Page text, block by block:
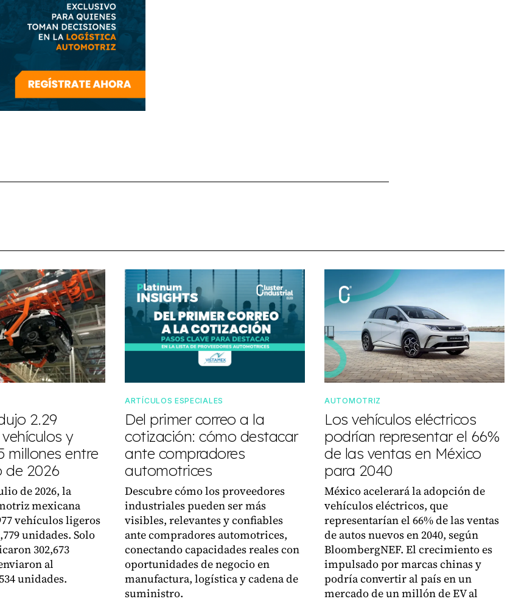
2.29
y
millones entre
de 2026
de 2026, la
mexicana
vehículos ligeros
unidades. Solo
302,673
al
unidades.
ARTÍCULOS ESPECIALES
Del primer correo a la
cotización: cómo destacar
ante compradores
automotrices
Descubre cómo los proveedores
industriales pueden ser más
visibles, relevantes y confiables
ante compradores automotrices,
conectando capacidades reales con
oportunidades de negocio en
manufactura, logística y cadena de
suministro.
AUTOMOTRIZ
Los vehículos eléctricos
podrían representar el 66%
de las ventas en México
para 2040
México acelerará la adopción de
vehículos eléctricos, que
representarían el 66% de las ventas
de autos nuevos en 2040, según
BloombergNEF. El crecimiento es
impulsado por marcas chinas y
podría convertir al país en un
mercado de un millón de EV al